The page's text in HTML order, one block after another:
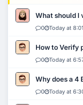
What should I
0 Today at
How to Verify
0 Today at
Why does a 4
0 Today at